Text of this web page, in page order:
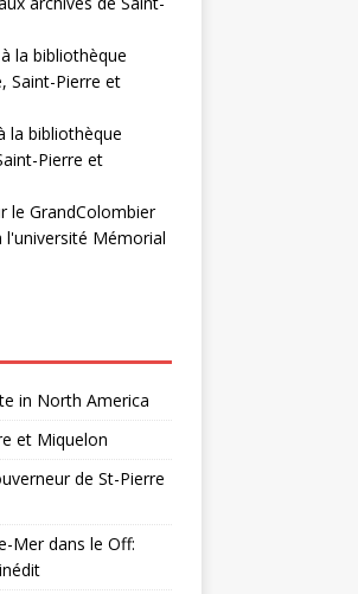
la bibliothèque
Saint-Pierre et
la bibliothèque
Pierre et
le GrandColombier
l'université Mémorial
in North America
et Miquelon
de St-Pierre
Mer dans le Off: